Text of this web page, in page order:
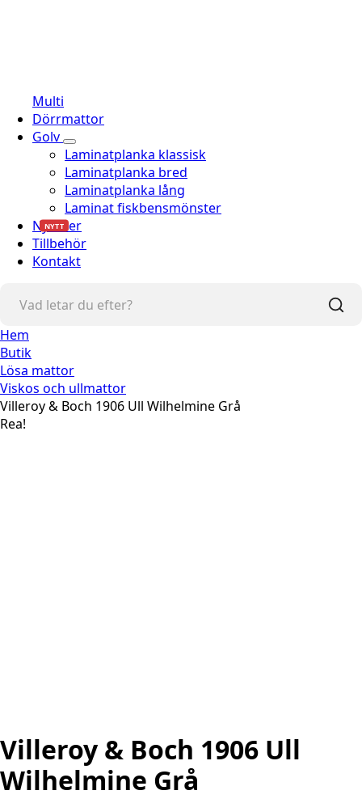
Multi
Dörrmattor
Golv
Laminatplanka klassisk
Laminatplanka bred
Laminatplanka lång
Laminat fiskbensmönster
Nyheter
NYTT
Tillbehör
Kontakt
Hem
Butik
Lösa mattor
Viskos och ullmattor
Villeroy & Boch 1906 Ull Wilhelmine Grå
Rea!
Villeroy & Boch 1906 Ull
Wilhelmine Grå